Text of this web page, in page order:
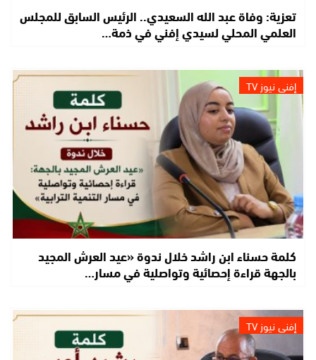
تعزية: وفاة عبد الله السعيدي.. الرئيس السابق للمجلس
العلمي المحلي لسيدي إفني في ذمة…
إفني نيوز TV
كلمة حسناء ابن راشد خلال ندوة «عيد العرش المجيد
بالجهة قراءة إحصائية وتواصلية في مسار…
إفني نيوز TV